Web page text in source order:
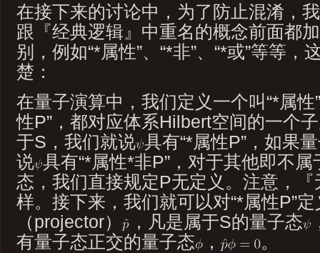
在接下来的讨论中，为了防止混淆，
跟『经典逻辑』中重名的概念前面都
别，例如“*属性”、“*非”、“*或”等等
楚：
在量子演算中，我们定义一个叫“*属性
性P”，都对应体系Hilbert空间的一个
于S，我们就说 具有“*属性P”，如果
说 具有“*属性*非P”，对于其他即不
态，我们直接规定P无定义。注意，
样。接下来，我们就可以对“*属性P”
（projector）
，凡是属于S的量子态
有量子态正交的量子态 ，
。